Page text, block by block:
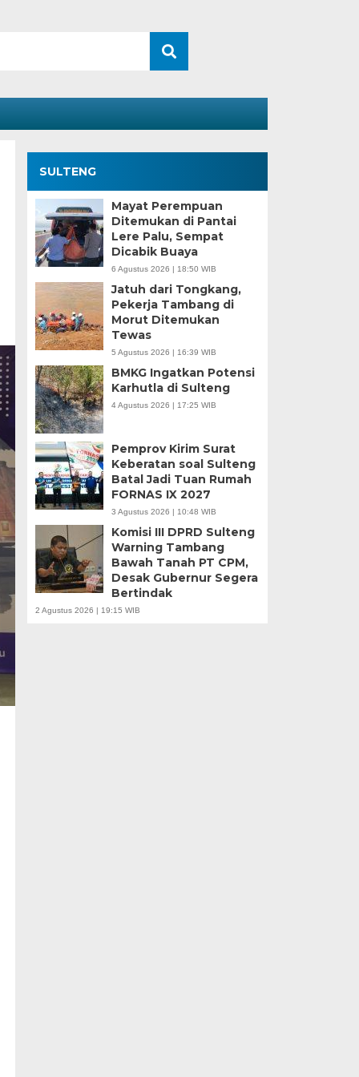
SULTENG
Mayat Perempuan
Ditemukan di Pantai
Lere Palu, Sempat
Dicabik Buaya
6 Agustus 2026 | 18:50 WIB
Jatuh dari Tongkang,
Pekerja Tambang di
Morut Ditemukan
Tewas
5 Agustus 2026 | 16:39 WIB
BMKG Ingatkan Potensi
Karhutla di Sulteng
4 Agustus 2026 | 17:25 WIB
Pemprov Kirim Surat
Keberatan soal Sulteng
Batal Jadi Tuan Rumah
FORNAS IX 2027
3 Agustus 2026 | 10:48 WIB
Komisi III DPRD Sulteng
Warning Tambang
Bawah Tanah PT CPM,
Desak Gubernur Segera
Bertindak
2 Agustus 2026 | 19:15 WIB